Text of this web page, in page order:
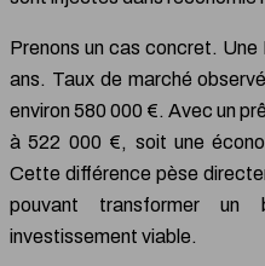
Prenons un cas concret.
ans. Taux de marché
environ 580 000 €. Avec un
à 522 000 €, soit une
Cette différence pèse
pouvant transformer un
investissement viable.